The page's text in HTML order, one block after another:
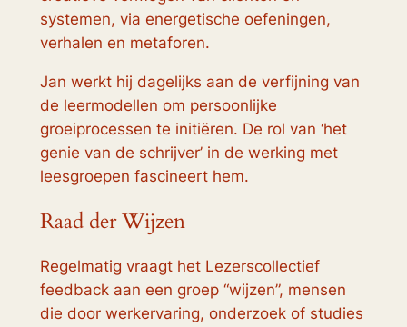
systemen, via energetische oefeningen,
verhalen en metaforen.
Jan werkt hij dagelijks aan de verfijning van
de leermodellen om persoonlijke
groeiprocessen te initiëren. De rol van ‘het
genie van de schrijver’ in de werking met
leesgroepen fascineert hem.
Raad der Wijzen
Regelmatig vraagt het Lezerscollectief
feedback aan een groep “wijzen”, mensen
die door werkervaring, onderzoek of studies